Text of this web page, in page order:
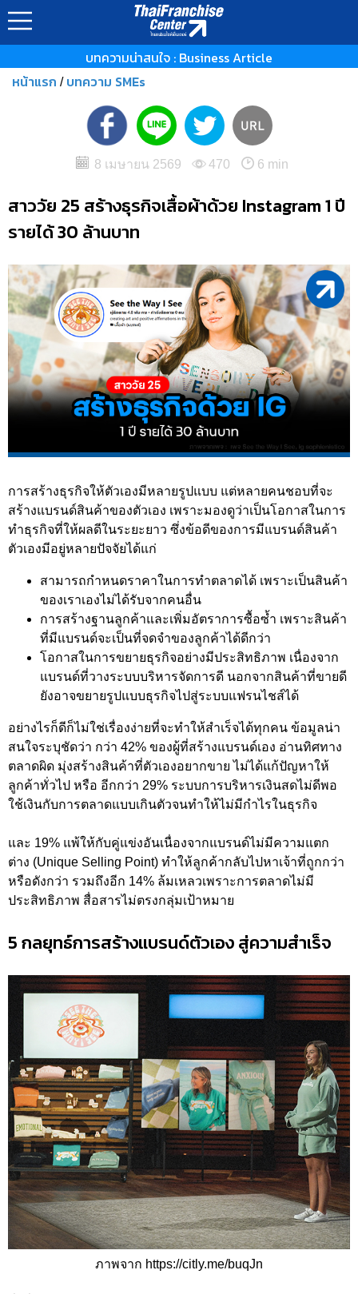
บทความน่าสนใจ : Business Article
หน้าแรก / บทความ SMEs
8 เมษายน 2569 470 6 min
สาววัย 25 สร้างธุรกิจเสื้อผ้าด้วย Instagram 1 ปี
รายได้ 30 ล้านบาท
การสร้างธุรกิจให้ตัวเองมีหลายรูปแบบ แต่หลายคนชอบที่จะ
สร้างแบรนด์สินค้าของตัวเอง เพราะมองดูว่าเป็นโอกาสในการ
ทำธุรกิจที่ให้ผลดีในระยะยาว ซึ่งข้อดีของการมีแบรนด์สินค้า
ตัวเองมีอยู่หลายปัจจัยได้แก่
สามารถกำหนดราคาในการทำตลาดได้ เพราะเป็นสินค้า
ของเราเองไม่ได้รับจากคนอื่น
การสร้างฐานลูกค้าและเพิ่มอัตราการซื้อซ้ำ เพราะสินค้า
ที่มีแบรนด์จะเป็นที่จดจำของลูกค้าได้ดีกว่า
โอกาสในการขยายธุรกิจอย่างมีประสิทธิภาพ เนื่องจาก
แบรนด์ที่วางระบบบริหารจัดการดี นอกจากสินค้าที่ขายดี
ยังอาจขยายรูปแบบธุรกิจไปสู่ระบบแฟรนไชส์ได้
อย่างไรก็ดีก็ไม่ใช่เรื่องง่ายที่จะทำให้สำเร็จได้ทุกคน ข้อมูลน่า
สนใจระบุชัดว่า กว่า 42% ของผู้ที่สร้างแบรนด์เอง อ่านทิศทาง
ตลาดผิด มุ่งสร้างสินค้าที่ตัวเองอยากขาย ไม่ได้แก้ปัญหาให้
ลูกค้าทั่วไป หรือ อีกกว่า 29% ระบบการบริหารเงินสดไม่ดีพอ
ใช้เงินกับการตลาดแบบเกินตัวจนทำให้ไม่มีกำไรในธุรกิจ
และ 19% แพ้ให้กับคู่แข่งอันเนื่องจากแบรนด์ไม่มีความแตก
ต่าง (Unique Selling Point) ทำให้ลูกค้ากลับไปหาเจ้าที่ถูกกว่า
หรือดังกว่า รวมถึงอีก 14% ล้มเหลวเพราะการตลาดไม่มี
ประสิทธิภาพ สื่อสารไม่ตรงกลุ่มเป้าหมาย
5 กลยุทธ์การสร้างแบรนด์ตัวเอง สู่ความสำเร็จ
ภาพจาก https://citly.me/buqJn